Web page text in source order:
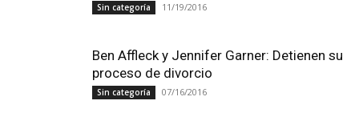
Sin categoría 11/19/2016
Ben Affleck y Jennifer Garner: Detienen su
proceso de divorcio
Sin categoría 07/16/2016